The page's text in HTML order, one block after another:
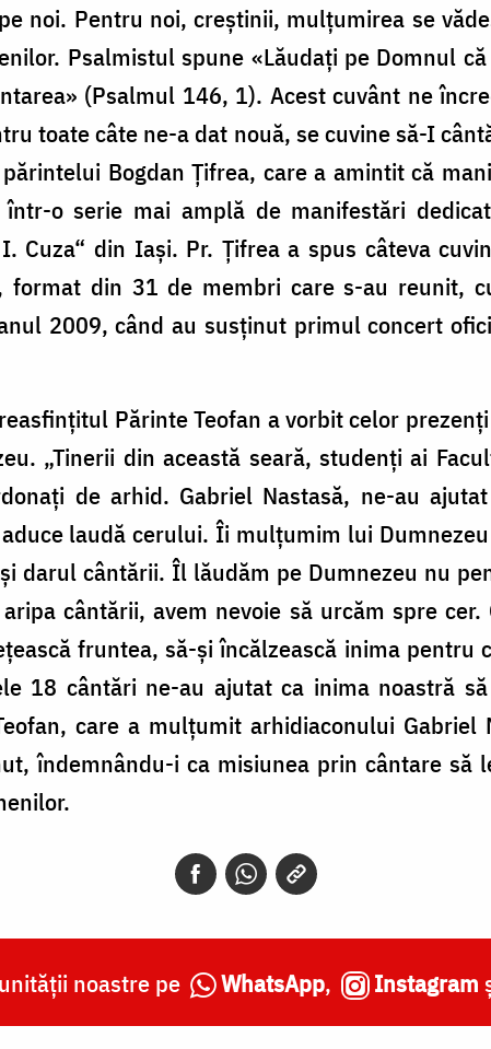
noi. Pentru noi, creștinii, mulțumirea se
Psalmistul spu­ne «Lăudați pe Domnul
(Psalmul 146, 1). Acest cuvânt ne
toate câte ne-a dat nouă, se cuvine să-I
Bogdan Țifrea, care a amintit că
într-o serie mai amplă de manifestări
Cuza“ din Iași. Pr. Țifrea a spus câteva
format din 31 de membri care s-au reunit,
2009, când au sus­ținut primul concert
Părinte Teo­fan a vorbit celor
„Tinerii din această seară, studenți ai
de arhid. Gabriel Nas­ta­să, ne-au
laudă cerului. Îi mulțumim lui
darul cântării. Îl lăudăm pe Dumnezeu nu
cântării, avem ne­voie să urcăm spre
fruntea, să-și în­căl­zească inima pentru
18 cântări ne-au ajutat ca inima noastră
care a mulțumit arhidiaconului
îndemnân­du-i ca misiunea prin cântare să
noastre pe WhatsApp, Instagram